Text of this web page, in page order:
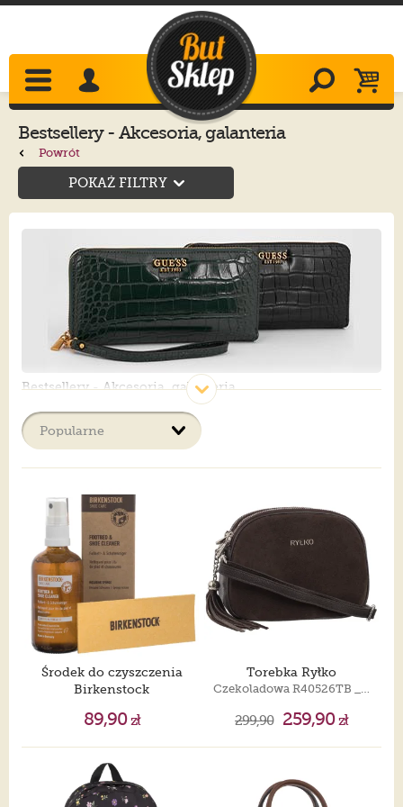
Bestsellery - Akcesoria, galanteria
Powrót
POKAŻ FILTRY
Bestsellery - Akcesoria, galanteria
Nawet najbardziej dopracowany strój wymaga odpowiednich
dodatków. Bo przecież buty muszą być czyste, głowa osłonięta
od słońca lub mrozu, telefon i portfel schowany w torebce. W
naszej ofercie znajdziesz akcesoria, które na pewno towarzyszą
i szczotki do obuwia, czapki z daszkiem albo zimowe, wygodne
eleganckie, po które kobiety sięgają coraz częściej, niewielkie
saszetki - nerki na niezbędne drobiazgi, eleganckie torebki w
różnych rozmiarach, torby na laptopa, wkładki do butów,
ciepłe rękawiczki i wiele innych dodatków, które ułatwiają
codzienne funkcjonowanie. Jesteśmy przekonani, że
znajdziesz coś dla siebie.
Środek do czyszczenia
Birkenstock
89,90zł
Torebka Ryłko
Czekoladowa R40526TB _2LK
299,90 259,90zł